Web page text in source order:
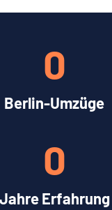
Berlin-Umzüge
0
Jahre Erfahrung
0